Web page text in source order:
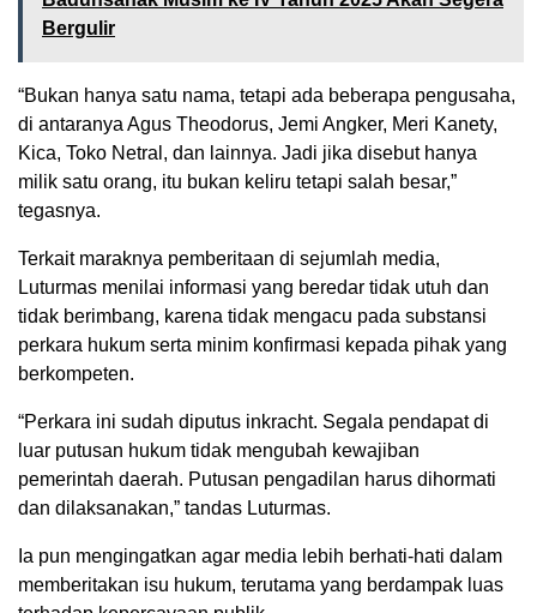
Bergulir
“Bukan hanya satu nama, tetapi ada beberapa pengusaha,
di antaranya Agus Theodorus, Jemi Angker, Meri Kanety,
Kica, Toko Netral, dan lainnya. Jadi jika disebut hanya
milik satu orang, itu bukan keliru tetapi salah besar,”
tegasnya.
Terkait maraknya pemberitaan di sejumlah media,
Luturmas menilai informasi yang beredar tidak utuh dan
tidak berimbang, karena tidak mengacu pada substansi
perkara hukum serta minim konfirmasi kepada pihak yang
berkompeten.
“Perkara ini sudah diputus inkracht. Segala pendapat di
luar putusan hukum tidak mengubah kewajiban
pemerintah daerah. Putusan pengadilan harus dihormati
dan dilaksanakan,” tandas Luturmas.
Ia pun mengingatkan agar media lebih berhati-hati dalam
memberitakan isu hukum, terutama yang berdampak luas